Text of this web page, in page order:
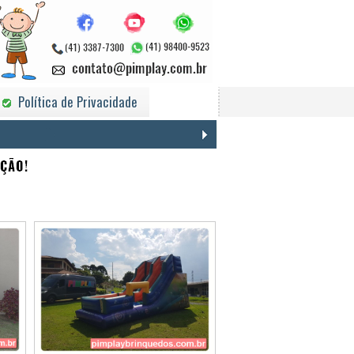
Política de Privacidade